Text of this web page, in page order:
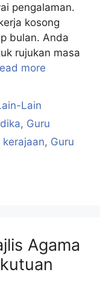
pengalaman.
kosong
bulan. Anda
rujukan masa
more
Lain
, Guru
, Guru
Agama